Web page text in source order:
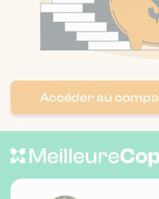
7 r des
l'Hermitage
Nombre de lots : 51
Nombre de lots : 114
Accéder au